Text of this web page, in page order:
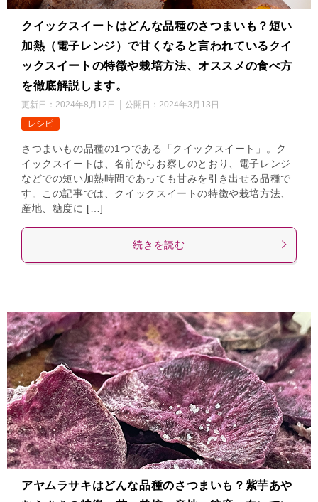
クイックスイートはどんな品種のさつまいも？短い
加熱（電子レンジ）で甘くなると言われているクイ
ックスイートの特徴や栽培方法、オススメの食べ方
を徹底解説します。
更新日： 2024年8月12日 公開日： 2024年3月13日
レシピ
さつまいもの品種の1つである「クイックスイート」。ク
イックスイートは、名前からお察しのとおり、電子レンジ
などでの短い加熱時間であっても甘みを引き出せる品種で
す。この記事では、クイックスイートの特徴や栽培方法、
産地、糖度に […]
続きを読む
アヤムラサキはどんな品種のさつまいも？紫芋あや